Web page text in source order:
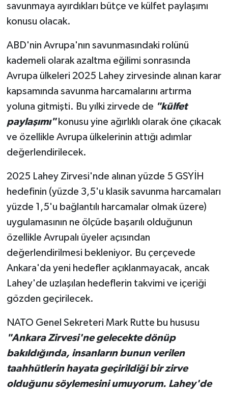
savunmaya ayırdıkları bütçe ve külfet paylaşımı
konusu olacak.
ABD'nin Avrupa'nın savunmasındaki rolünü
kademeli olarak azaltma eğilimi sonrasında
Avrupa ülkeleri 2025 Lahey zirvesinde alınan karar
kapsamında savunma harcamalarını artırma
yoluna gitmişti. Bu yılki zirvede de "külfet
paylaşımı" konusu yine ağırlıklı olarak öne çıkacak
ve özellikle Avrupa ülkelerinin attığı adımlar
değerlendirilecek.
2025 Lahey Zirvesi'nde alınan yüzde 5 GSYİH
hedefinin (yüzde 3,5'u klasik savunma harcamaları
yüzde 1,5'u bağlantılı harcamalar olmak üzere)
uygulamasının ne ölçüde başarılı olduğunun
özellikle Avrupalı üyeler açısından
değerlendirilmesi bekleniyor. Bu çerçevede
Ankara'da yeni hedefler açıklanmayacak, ancak
Lahey'de uzlaşılan hedeflerin takvimi ve içeriği
gözden geçirilecek.
NATO Genel Sekreteri Mark Rutte bu hususu
"Ankara Zirvesi'ne gelecekte dönüp
bakıldığında, insanların bunun verilen
taahhütlerin hayata geçirildiği bir zirve
olduğunu söylemesini umuyorum. Lahey'de